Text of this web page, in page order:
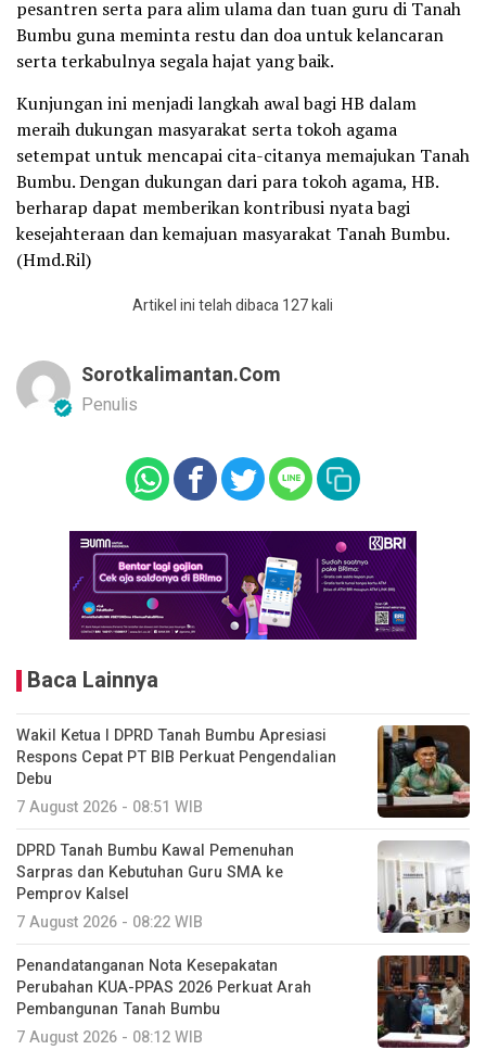
pesantren serta para alim ulama dan tuan guru di Tanah
Bumbu guna meminta restu dan doa untuk kelancaran
serta terkabulnya segala hajat yang baik.
Kunjungan ini menjadi langkah awal bagi HB dalam
meraih dukungan masyarakat serta tokoh agama
setempat untuk mencapai cita-citanya memajukan Tanah
Bumbu. Dengan dukungan dari para tokoh agama, HB.
berharap dapat memberikan kontribusi nyata bagi
kesejahteraan dan kemajuan masyarakat Tanah Bumbu.
(Hmd.Ril)
Artikel ini telah dibaca 127 kali
Sorotkalimantan.com
Penulis
Baca Lainnya
Wakil Ketua I DPRD Tanah Bumbu Apresiasi
Respons Cepat PT BIB Perkuat Pengendalian
Debu
7 August 2026 - 08:51 WIB
DPRD Tanah Bumbu Kawal Pemenuhan
Sarpras dan Kebutuhan Guru SMA ke
Pemprov Kalsel
7 August 2026 - 08:22 WIB
Penandatanganan Nota Kesepakatan
Perubahan KUA-PPAS 2026 Perkuat Arah
Pembangunan Tanah Bumbu
7 August 2026 - 08:12 WIB